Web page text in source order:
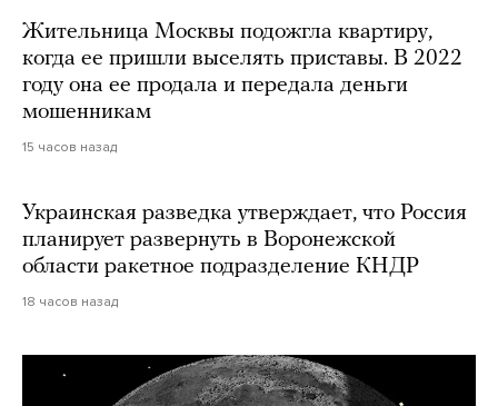
Жительница Москвы подожгла квартиру,
когда ее пришли выселять приставы. В 2022
году она ее продала и передала деньги
мошенникам
15 часов назад
Украинская разведка утверждает, что Россия
планирует развернуть в Воронежской
области ракетное подразделение КНДР
18 часов назад